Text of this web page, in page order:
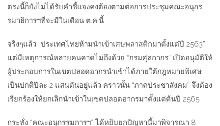
ตรงนี้ก็ยังไม่ได้รับคำชี้แจงคงต้องตามต่อการประชุมคณะอนุกร
รมาธิการฯที่จะมีในเดือน ต.ค.นี้
จริงๆแล้ว “ประเทศไทยห้ามนำเข้าเศษพลาสติกมาตั้งแต่ปี 2563”
แต่มีเหตุการณ์หลายคนคาดไม่ถึงด้วย “กรมศุลกากร” เปิดอนุมัติให้
ผู้ประกอบการในเขตปลอดอากรนำเข้าได้ภายใต้กฎหมายพิเศษ
เป็นปกติปีละ 2 แสนตันอยู่แล้ว คราวนั้น “ภาคประชาสังคม” จึงต้อง
เรียกร้องให้ยกเลิกนำเข้าในเขตปลอดอากรมาตั้งแต่ต้นปี 2565
กระทั่ง “คณะอนุกรรมการฯ” ได้หยิบยกปัญหานี้มาพิจารณา 8